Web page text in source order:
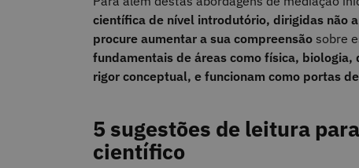
científica de nível introdutório, dirigidas não
procure aumentar a sua compreensão sobre
fundamentais de áreas como física,
rigor conceptual, e funcionam como portas
5 sugestões de leitura
científico